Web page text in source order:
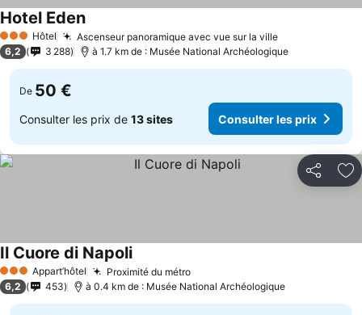
3 ÉtoilesHôtel Ascenseur panoramique avec vue sur la ville
Hotel Eden
6,2 3 288 à 1.7 km de : Musée National Archéologique
De 50 €
Consulter les prix de 13 sites Consulter les prix
Partager
3 ÉtoilesAppart’hôtel Proximité du métro
Il Cuore di Napoli
6,2 453 à 0.4 km de : Musée National Archéologique